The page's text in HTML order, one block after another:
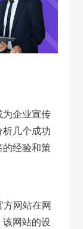
企业宣传
几个成功
经验和策
网站在网
网站的设